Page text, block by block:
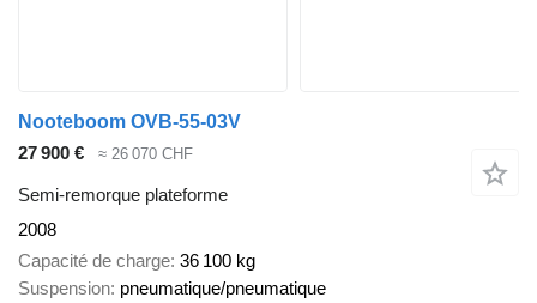
Nooteboom OVB-55-03V
27 900 €
≈ 26 070 CHF
Semi-remorque plateforme
2008
Capacité de charge 36 100 kg
Suspension pneumatique/pneumatique